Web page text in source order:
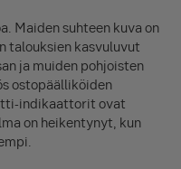
Maiden suhteen kuva on
talouksien kasvuluvut
ja muiden pohjoisten
ostopäälliköiden
indikaattorit ovat
on heikentynyt, kun